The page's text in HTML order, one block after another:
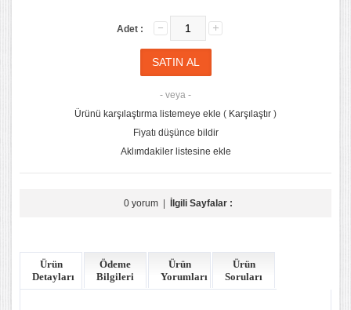
Adet :
- veya -
Ürünü karşılaştırma listemeye ekle ( Karşılaştır )
Fiyatı düşünce bildir
Aklımdakiler listesine ekle
0 yorum| İlgili Sayfalar :
Ürün
Detayları
Ödeme
Bilgileri
Ürün
Yorumları
Ürün
Soruları